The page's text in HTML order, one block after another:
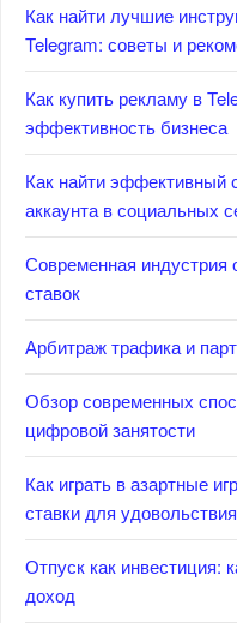
Как найти лучшие
Telegram: советы и
Как купить рекламу в
эффективность бизнеса
Как найти эффективный
аккаунта в социальных
Современная индустрия
ставок
Арбитраж трафика и
Обзор современных
цифровой занятости
Как играть в азартные
ставки для
Отпуск как инвестиция:
доход